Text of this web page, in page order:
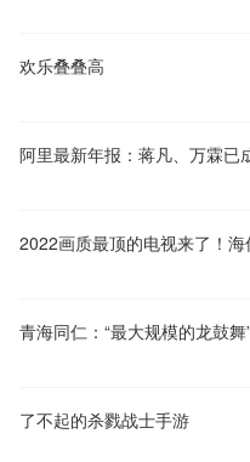
欢乐叠叠高
阿里最新年报：蒋凡、万霖已
了不起的杀戮战士手游